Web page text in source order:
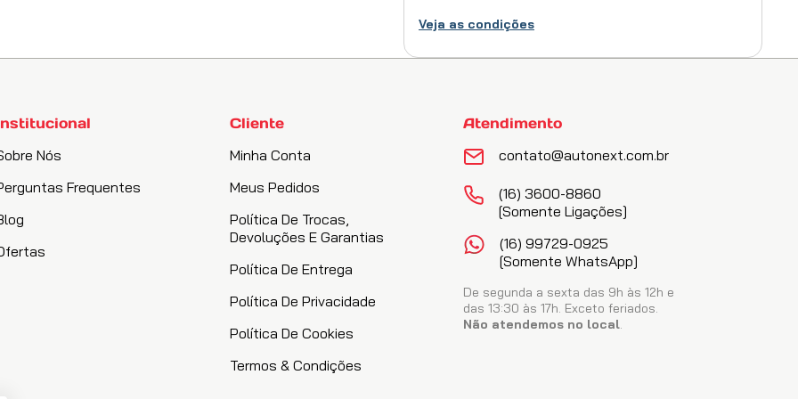
(1
49,05 no PIX
ADICIONAR AO CARRINHO
Veja as condições
Nós
Frequentes
Cliente
Minha Conta
Meus Pedidos
Política De Trocas,
Devoluções E Garantias
Política De Entrega
Política De Privacidade
Política De Cookies
Termos & Condições
Atendimento
contato@autonext.com.br
(16) 3600-8860
[somente Ligações]
(16) 99729-0925
[somente WhatsApp]
De segunda a sexta das 9h às 12h e
das 13:30 às 17h. Exceto feriados.
Não atendemos no local.